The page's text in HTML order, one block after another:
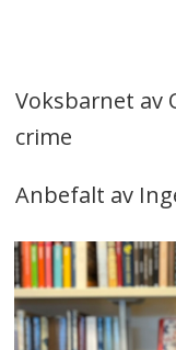
Voksbarnet av
crime
Anbefalt av